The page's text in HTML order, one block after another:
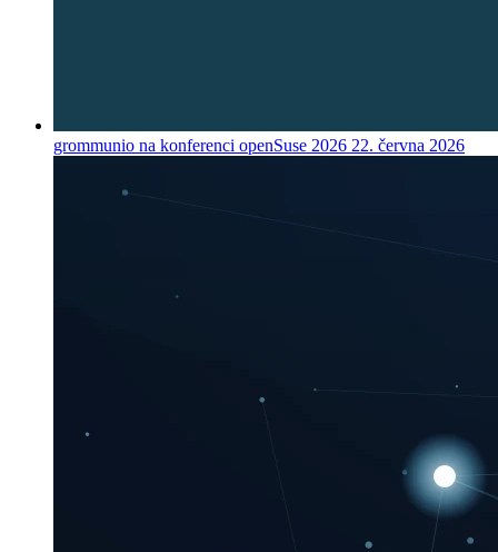
grommunio na konferenci openSuse 2026 22. června 2026